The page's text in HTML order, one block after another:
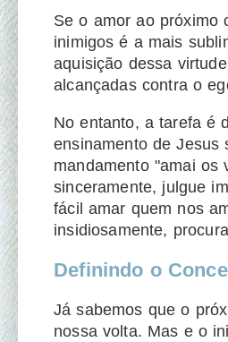
Se o amor ao próximo
inimigos é a mais
aquisição dessa
alcançadas contra o
No entanto, a tarefa é
ensinamento de
mandamento "amai os
sinceramente, julgue
fácil amar quem nos
insidiosamente,
Definindo o
Já sabemos que o
nossa volta. Mas e o